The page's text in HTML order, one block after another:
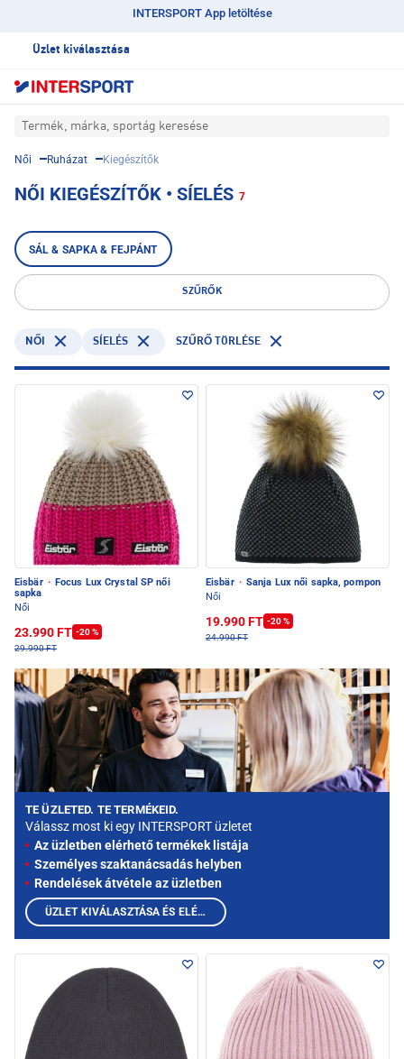
INTERSPORT App letöltése
Üzlet kiválasztása
Termék, márka, sportág keresése
Női Ruházat Kiegészítők
NŐI KIEGÉSZÍTŐK • SÍELÉS 7
SÁL & SAPKA & FEJPÁNT
SZŰRŐK
NŐI SÍELÉS SZŰRŐ TÖRLÉSE
Eisbär · Focus Lux Crystal SP női
sapka
Női
23.990 FT -20 %
29.990 FT
Eisbär · Sanja Lux női sapka, pompon
Női
19.990 FT -20 %
24.990 FT
TE ÜZLETED. TE TERMÉKEID.
Válassz most ki egy INTERSPORT üzletet
Az üzletben elérhető termékek listája
Személyes szaktanácsadás helyben
Rendelések átvétele az üzletben
ÜZLET KIVÁLASZTÁSA ÉS ELÉRHETŐ TERMÉKEK MEGTEKINTÉSE